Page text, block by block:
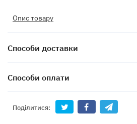
Опис товару
Способи доставки
Способи оплати
Поділитися: